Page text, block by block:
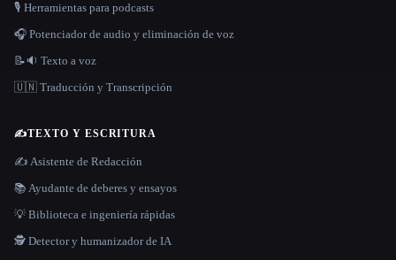
🎙️ Herramientas para podcasts
🎧 Potenciador de audio y eliminación de voz
📝🔉 Texto a voz
🇺🇳 Traducción y Transcripción
✍️TEXTO Y ESCRITURA
✍️ Asistente de Redacción
📚 Ayudante de deberes y ensayos
💡 Biblioteca e ingeniería rápidas
🕵️ Detector y humanizador de IA